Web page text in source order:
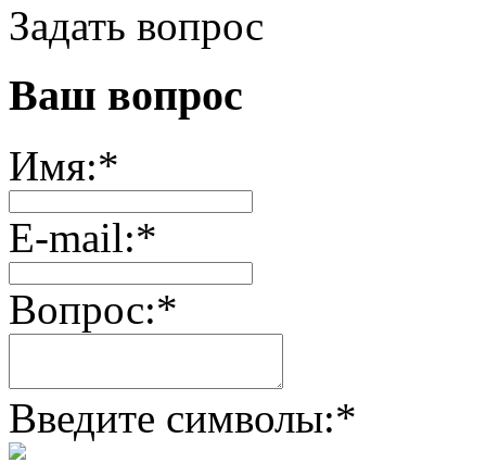
Задать вопрос
Ваш вопрос
Имя:*
E-mail:*
Вопрос:*
Введите символы:*